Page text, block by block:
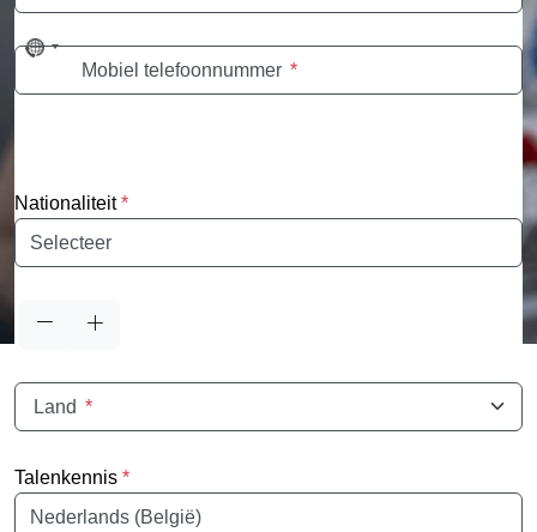
No
countryMobiel telefoonnummer *
Nationaliteit *
Nationaliteit
Land *
Talenkennis *
Taal